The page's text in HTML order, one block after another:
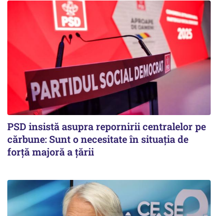
PSD insistă asupra repornirii centralelor pe
cărbune: Sunt o necesitate în situația de
forță majoră a țării